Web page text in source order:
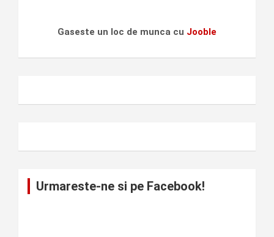
Gaseste un loc de munca cu Jooble
Urmareste-ne si pe Facebook!